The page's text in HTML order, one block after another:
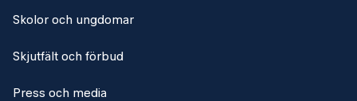
Skolor och ungdomar
Skjutfält och förbud
Press och media